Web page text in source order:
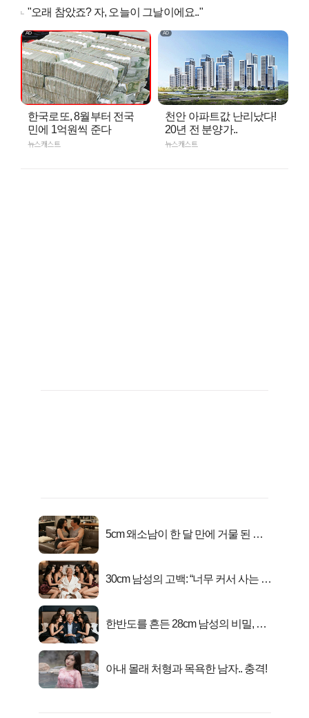
"오래 참았죠? 자, 오늘이 그날이에요.."
한국로또, 8월부터 전국
민에 1억원씩 준다
뉴스캐스트
천안 아파트값 난리났다!
20년 전 분양가..
뉴스캐스트
5cm 왜소남이 한 달 만에 거물 된 사
30cm 남성의 고백: “너무 커서 사는 게
한반도를 흔든 28cm 남성의 비밀, 매
아내 몰래 처형과 목욕한 남자.. 충격!